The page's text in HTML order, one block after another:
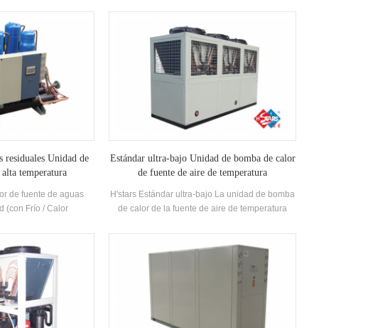
con excelente
y Evaporador
circulante de acuerdo con la capacidad de
enfriamiento, con compresores de marca bien
conocidos y control electrónico componentes.
Está equipado con alta eficiencia Shell-and-
tube Condensadores y Evaporadores.
residuales Unidad de
temperatura
de fuente de aguas
(con Frío / Calor
para la casa de baños,
piscina y otros
el calor de las
ahorrando
el medio ambiente.
30% ~ 50% En
de calentamiento
Estándar ultra-bajo Unidad de bomba de calor
de fuente de aire de temperatura
H'stars Estándar ultra-bajo La unidad de bomba
de calor de la fuente de aire de temperatura
-25 ℃ ~ 43, utilizando aire como fuente de calor,
no se descargan contaminantes, y 55 ° C El
agua caliente está preparada para satisfacer la
demanda de agua caliente entre 35-55 ° C.
Función de calefacción, adecuada para
suministro de aire directo o radiación de piso